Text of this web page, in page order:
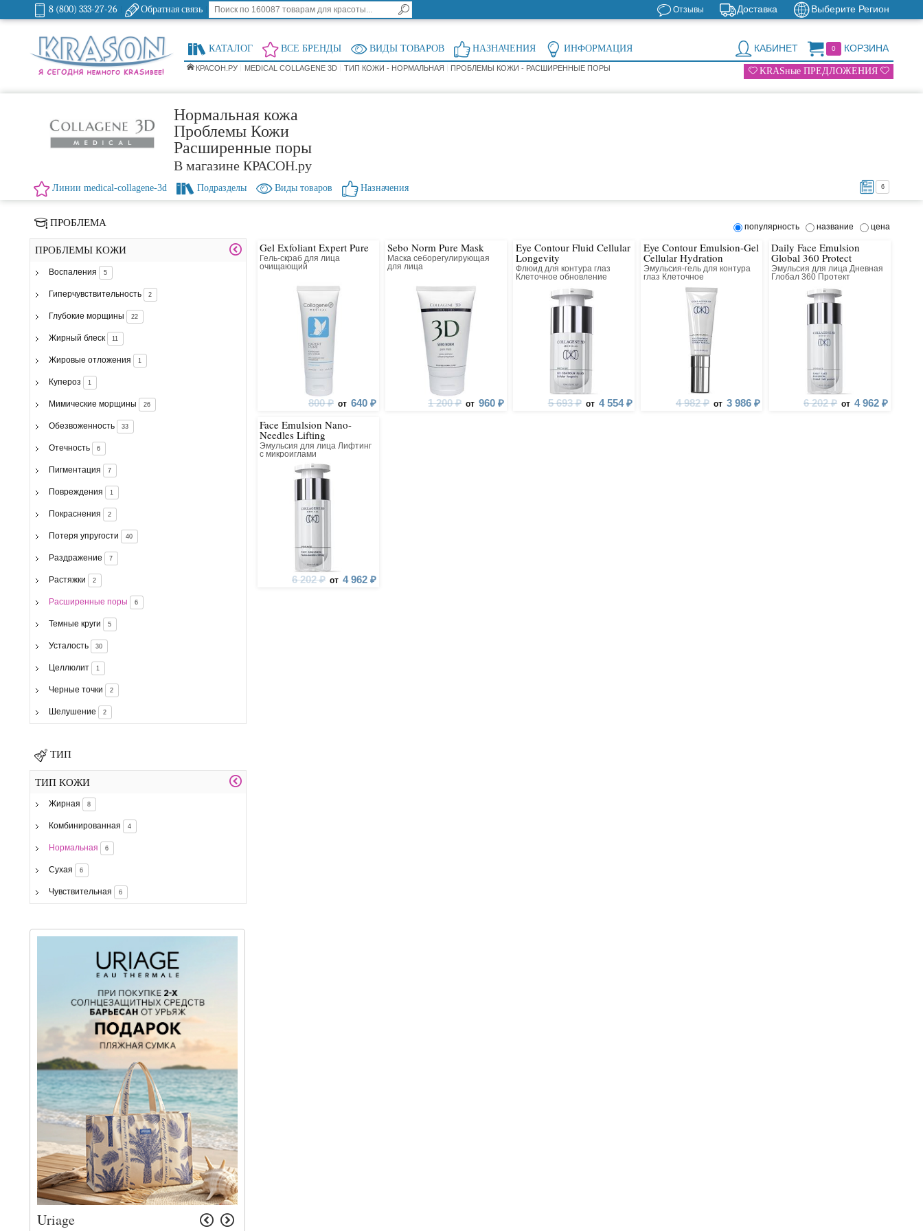
8 (800) 333-27-26 Обратная связь Выберите Регион
Доставка
Отзывы
0 КОРЗИНА
КАБИНЕТ
КАТАЛОГ ВСЕ БРЕНДЫ ВИДЫ ТОВАРОВ НАЗНАЧЕНИЯ ИНФОРМАЦИЯ
КРАСОН.РУ MEDICAL COLLAGENE 3D ТИП КОЖИ - НОРМАЛЬНАЯ ПРОБЛЕМЫ КОЖИ - РАСШИРЕННЫЕ ПОРЫ KRASные ПРЕДЛОЖЕНИЯ
Нормальная кожа
Проблемы Кожи
Расширенные поры
В магазине КРАСОН.ру
6
Линии medical-collagene-3d Подразделы Виды товаров Назначения
ПРОБЛЕМА
ПРОБЛЕМЫ КОЖИ
Воспаления 5
Гиперчувствительность 2
Глубокие морщины 22
Жирный блеск 11
Жировые отложения 1
Купероз 1
Мимические морщины 26
Обезвоженность 33
Отечность 6
Пигментация 7
Повреждения 1
Покраснения 2
Потеря упругости 40
Раздражение 7
Растяжки 2
Расширенные поры 6
Темные круги 5
Усталость 30
Целлюлит 1
Черные точки 2
Шелушение 2
ТИП
ТИП КОЖИ
Жирная 8
Комбинированная 4
Нормальная 6
Сухая 6
Чувствительная 6
Uriage
популярность название цена
Gel Exfoliant Expert Pure
Гель-скраб для лица
очищающий
800 ₽ от 640 ₽
Sebo Norm Pure Mask
Маска себорегулирующая
для лица
1 200 ₽ от 960 ₽
Eye Contour Fluid Cellular
Longevity
Флюид для контура глаз
Клеточное обновление
5 693 ₽ от 4 554 ₽
Eye Contour Emulsion-Gel
Cellular Hydration
Эмульсия-гель для контура
глаз Клеточное
восстановление
4 982 ₽ от 3 986 ₽
Daily Face Emulsion
Global 360 Protect
Эмульсия для лица Дневная
Глобал 360 Протект
6 202 ₽ от 4 962 ₽
Face Emulsion Nano-
Needles Lifting
Эмульсия для лица Лифтинг
с микроиглами
6 202 ₽ от 4 962 ₽